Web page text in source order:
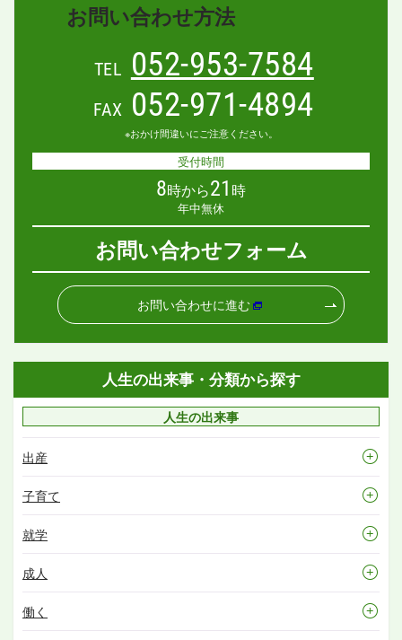
お問い合わせ方法
TEL 052-953-7584
FAX 052-971-4894
※おかけ間違いにご注意ください。
受付時間
8時から21 時
年中無休
お問い合わせフォーム
お問い合わせに進む
人生の出来事・分類から探す
人生の出来事
出産
子育て
就学
成人
働く